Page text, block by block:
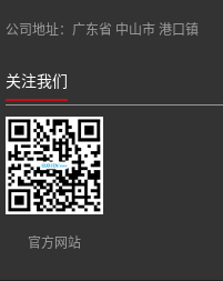
公司地址：广东省 中山市 港口镇
关注我们
官方网站